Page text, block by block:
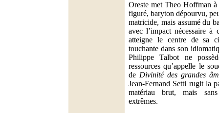
Oreste met Theo Hoffman
figuré, baryton dépourvu,
matricide, mais assumé du
avec l’impact nécessaire à
atteigne le centre de sa
touchante dans son
Philippe Talbot ne
ressources qu’appelle le
de Divinité des grandes
Jean-Fernand Setti rugit la
matériau brut, mais
extrêmes.